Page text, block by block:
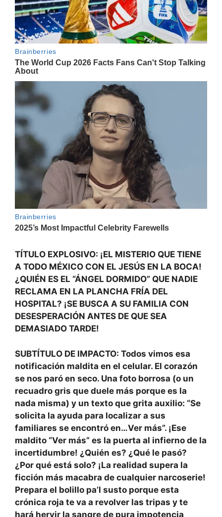
TÍTULO EXPLOSIVO: ¡EL MISTERIO QUE TIENE
A TODO MÉXICO CON EL JESÚS EN LA BOCA!
¿QUIÉN ES EL “ÁNGEL DORMIDO” QUE NADIE
RECLAMA EN LA PLANCHA FRÍA DEL
HOSPITAL? ¡SE BUSCA A SU FAMILIA CON
DESESPERACIÓN ANTES DE QUE SEA
DEMASIADO TARDE!
SUBTÍTULO DE IMPACTO: Todos vimos esa
notificación maldita en el celular. El corazón
se nos paró en seco. Una foto borrosa (o un
recuadro gris que duele más porque es la
nada misma) y un texto que grita auxilio: “Se
solicita la ayuda para localizar a sus
familiares se encontró en…Ver más”. ¡Ese
maldito “Ver más” es la puerta al infierno de la
incertidumbre! ¿Quién es? ¿Qué le pasó?
¿Por qué está solo? ¡La realidad supera la
ficción más macabra de cualquier narcoserie!
Prepara el bolillo pa’l susto porque esta
crónica roja te va a revolver las tripas y te
hará hervir la sangre de pura impotencia